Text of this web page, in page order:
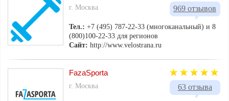
969 отзывов
г. Москва
Тел.:+7 (495) 787-22-33 (многоканальный) и 8
(800)100-22-33 для регионов
Сайт: http://www.velostrana.ru
63 отзыва
FazaSporta
г. Москва